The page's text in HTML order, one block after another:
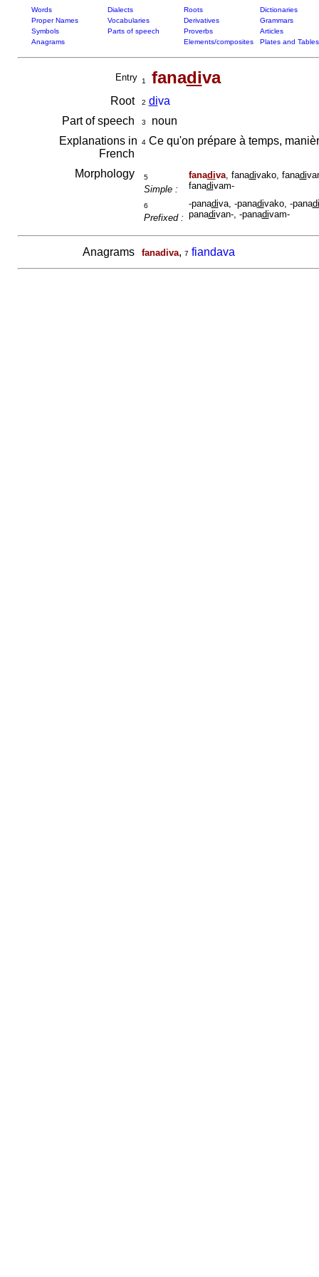
Words Dialects Roots
Dictionaries
Proper Names
Vocabularies Derivatives
Grammars
Symbols
Parts of speech Proverbs
Articles
Anagrams
Elements/composites Plates and Tables
Entry 1 fanadiva
Root 2 diva
Part of speech
3
noun
Explanations in
French
4Ce qu'on prépare à temps,
Morphology 5
Simple :
fanadiva, fanadivako, fanadi
fanadivam-
6
Prefixed :
-panadiva, -panadivako, -panadi
panadivan-, -panadivam-
Anagrams fanadiva, 7 fiandava